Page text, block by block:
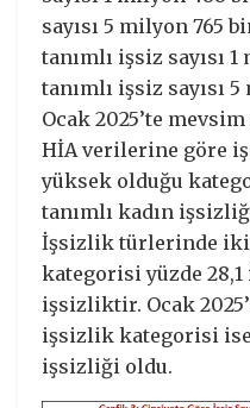
sayısı 5 milyon 765
tanımlı işsiz sayısı
tanımlı işsiz sayısı
Ocak 2025’te
HİA verilerine göre
yüksek olduğu
tanımlı kadın
İşsizlik türlerinde
kategorisi yüzde 28,1
işsizliktir. Ocak
işsizlik kategorisi ise
işsizliği oldu.